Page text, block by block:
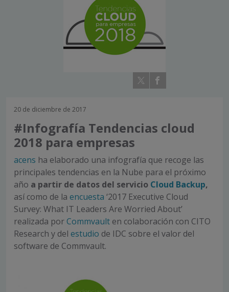
20 de diciembre de 2017
#Infografía Tendencias cloud
2018 para empresas
acens ha elaborado una infografía que recoge las
principales tendencias en la Nube para el próximo
año a partir de datos del servicio Cloud Backup,
así como de la encuesta ‘2017 Executive Cloud
Survey: What IT Leaders Are Worried About’
realizada porCommvault en colaboración con CITO
Research y del estudio de IDC sobre el valor del
software de Commvault.